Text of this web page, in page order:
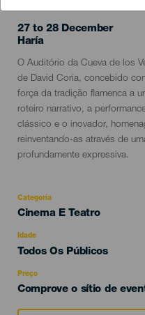
27 to 28 December
Localidad
Haría
Descripción
del
evento
O Auditório da Cueva de los
de David Coria, concebido
força da tradição flamenca a
roteiro narrativo, a
clássico e o inovador,
reinventando-as através de
profundamente expressiva.
Categoria
Categoría
evento
Cinema E Teatro
Idade
Edad
Todos Os Públicos
Preço
Comprove o sítio de